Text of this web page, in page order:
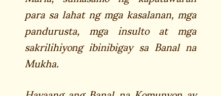
para sa lahat ng mga kasalanan, mga
pandurusta, mga insulto at mga
sakrilihiyong ibinibigay sa Banal na
Mukha.